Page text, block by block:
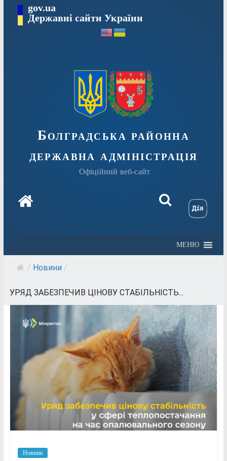
Перейтиgov.ua
Державні сайти України
Болградська районна
державна адміністрація
Офіційний веб-сайт
МЕНЮ
/ Новини /
УРЯД ЗАБЕЗПЕЧИВ ЦІНОВУ СТАБІЛЬНІСТЬ...
Новини